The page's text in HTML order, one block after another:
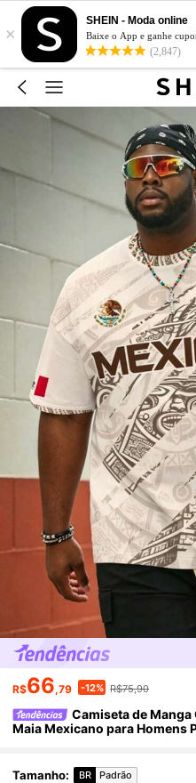
×
SHEIN - Moda online
Baixe o App e ganhe
(2,847)
R$66,79 -12% R$75,90
Camiseta de
Maia Mexicano para Homens
Tamanho: BR Padrão